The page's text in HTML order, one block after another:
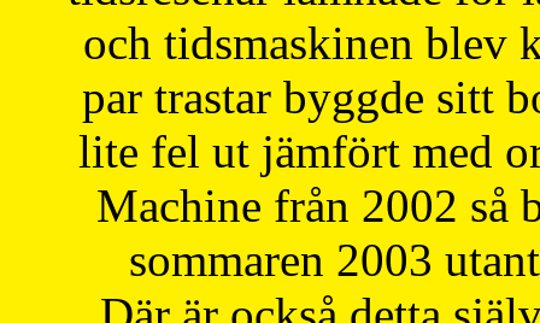
och tidsmaskinen blev
par trastar byggde sitt
lite fel ut jämfört med
Machine från 2002 så
sommaren 2003